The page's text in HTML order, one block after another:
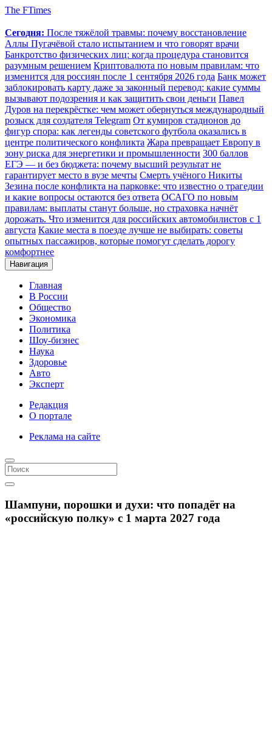
The FTimes
Сегодня: После тяжёлой травмы: почему восстановление
Аллы Пугачёвой стало испытанием и что говорят врачи
Банкротство физических лиц: когда процедура становится
разумным решением Криптовалюта по новым правилам: что
изменится для россиян после 1 сентября 2026 года Банк может
заблокировать карту даже за законный перевод: какие суммы
вызывают подозрения и как защитить свои деньги Павел
Дуров на перекрёстке: чем может обернуться международный
розыск для создателя Telegram От кумиров стадионов до
фигур спора: как легенды советского футбола оказались в
центре политического конфликта Жара превращает Европу в
зону риска для энергетики и промышленности 300 баллов
ЕГЭ — и без бюджета: почему высший результат не
гарантирует место в вузе мечты Смерть учёного Никиты
Зезина после конфликта на парковке: что известно о трагедии
и какие вопросы остаются без ответа ОСАГО по новым
правилам: выплаты станут больше, но страховка начнёт
дорожать. Что изменится для российских автомобилистов с 1
августа Какие места в поезде лучше не выбирать: советы
опытных пассажиров, которые помогут сделать дорогу
комфортнее
Навигация
Главная
В России
Общество
Экономика
Политика
Шоу-бизнес
Наука
Здоровье
Авто
Эксперт
Редакция
О портале
Реклама на сайте
Шампуни, порошки и духи: что попадёт на
«российскую полку» с 1 марта 2027 года